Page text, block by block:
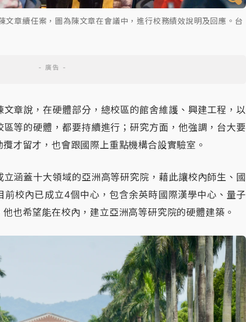
文章續任案，圖為陳文章在會議中，進行校務績效說明及回應。台
章說，在硬體部分，總校區的館舍維護、興建工程，以
等的硬體，都要持續進行；研究方面，他強調，台大要
才留才，也會跟國際上重點機構合設實驗室。
涵蓋十大領域的亞洲高等研究院，藉此讓校內師生、國
前校內已成立4個中心，包含余英時國際漢學中心、量子
也希望能在校內，建立亞洲高等研究院的硬體建築。